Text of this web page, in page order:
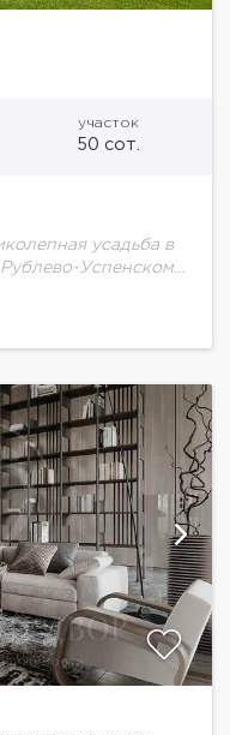
участок
50 сот.
усадьба в
Успенском
кабинет